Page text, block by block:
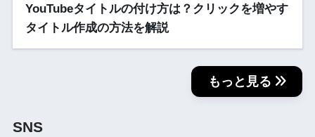
YouTubeタイトルの付け方は？クリックを増やす
タイトル作成の方法を解説
もっと見る
SNS